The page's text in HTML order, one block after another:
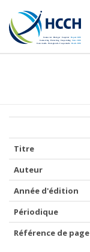
Titre
Auteur
Année d'édition
Périodique
Référence de page